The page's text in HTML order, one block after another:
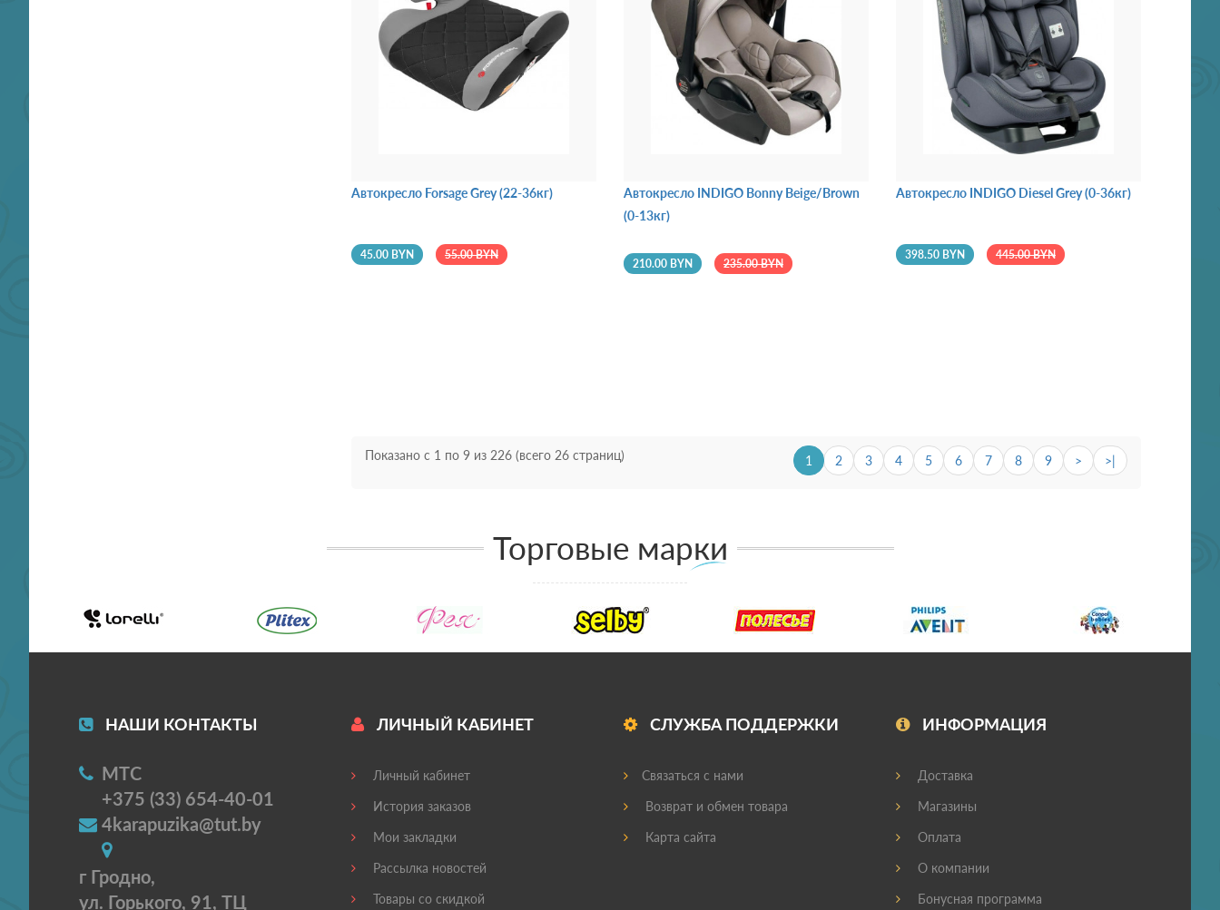
Автокресло Forsage Grey (22-36кг)
45.00 BYN 55.00 BYN
Автокресло INDIGO Bonny Beige/Brown
(0-13кг)
210.00 BYN 235.00 BYN
Автокресло INDIGO Diesel Grey (0-36кг)
398.50 BYN 445.00 BYN
Показано с 1 по 9 из 226 (всего 26 страниц) 1 2 3 4 5 6 7 8 9 > >|
Торговые марки
НАШИ КОНТАКТЫ
МТС
+375 (33) 654-40-01
4karapuzika@tut.by
г Гродно,
ул. Горького, 91, ТЦ
ЛИЧНЫЙ КАБИНЕТ
Личный кабинет
История заказов
Мои закладки
Рассылка новостей
Товары со скидкой
СЛУЖБА ПОДДЕРЖКИ
Связаться с нами
Возврат и обмен товара
Карта сайта
ИНФОРМАЦИЯ
Доставка
Магазины
Оплата
О компании
Бонусная программа